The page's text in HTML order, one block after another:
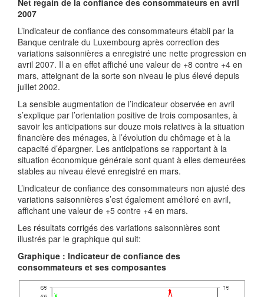
Net regain de la confiance des consommateurs en avril
2007
L’indicateur de confiance des consommateurs établi par la
Banque centrale du Luxembourg après correction des
variations saisonnières a enregistré une nette progression en
avril 2007. Il a en effet affiché une valeur de +8 contre +4 en
mars, atteignant de la sorte son niveau le plus élevé depuis
juillet 2002.
La sensible augmentation de l’indicateur observée en avril
s’explique par l’orientation positive de trois composantes, à
savoir les anticipations sur douze mois relatives à la situation
financière des ménages, à l’évolution du chômage et à la
capacité d’épargner. Les anticipations se rapportant à la
situation économique générale sont quant à elles demeurées
stables au niveau élevé enregistré en mars.
L’indicateur de confiance des consommateurs non ajusté des
variations saisonnières s’est également amélioré en avril,
affichant une valeur de +5 contre +4 en mars.
Les résultats corrigés des variations saisonnières sont
illustrés par le graphique qui suit:
Graphique : Indicateur de confiance des
consommateurs et ses composantes